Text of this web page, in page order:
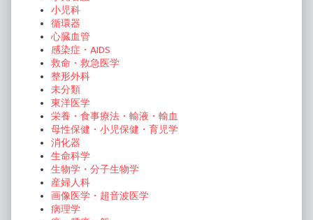
小児科
循環器
心臓血管
感染症・AIDS
救命・救急医学
整形外科
未分類
東洋医学
栄養・食事療法・輸液・輸血
母性保健・小児保健・育児学
消化器
生命科学
生物学・分子生物学
産婦人科
画像医学・超音波医学
病理学